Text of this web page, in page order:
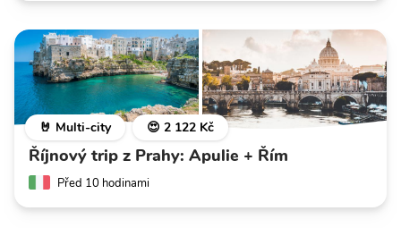
🤘 Multi-city 😍 2 122 Kč
Říjnový trip z Prahy: Apulie + Řím
Před 10 hodinami